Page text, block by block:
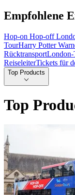
Empfohlene
Hop-on Hop-off
TourHarry Potter
Rücktransport
ReiseleiterTickets für
Top Products
Top